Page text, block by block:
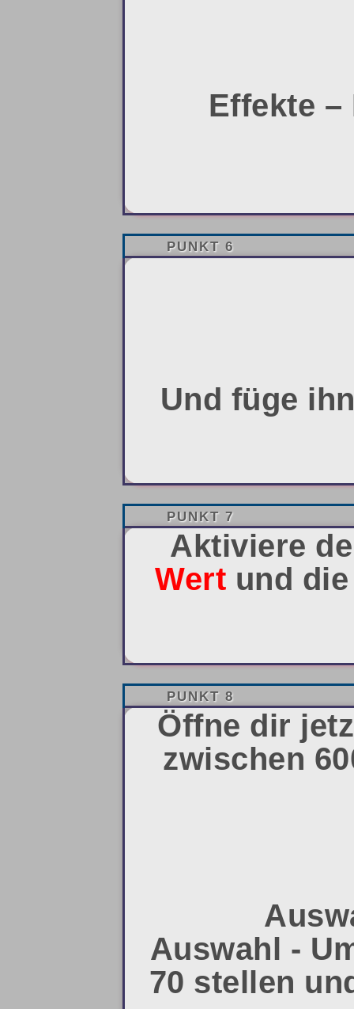
Effekte
PUNKT 6
Und füge
PUNKT 7
Aktiviere
Wert und
PUNKT 8
Öffne dir
zwischen
Auswahl -
70 stellen